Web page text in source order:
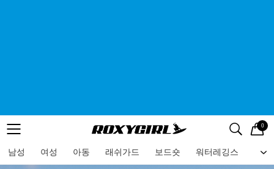
메뉴 검색
로고 0
남성 여성 아동 래쉬가드 보드숏 워터레깅스 비
메뉴